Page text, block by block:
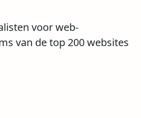
voor web-
van de top 200 websites